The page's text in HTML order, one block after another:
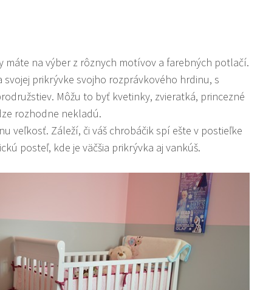
máte na výber z rôznych motívov a farebných potlačí.
prikrývke svojho rozprávkového hrdinu, s
Môžu to byť kvetinky, zvieratká, princezné
rozhodne nekladú.
veľkosť. Záleží, či váš chrobáčik spí ešte v postieľke
posteľ, kde je väčšia prikrývka aj vankúš.